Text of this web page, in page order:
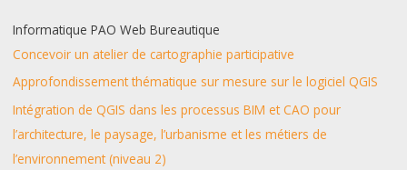
Informatique PAO Web Bureautique
Concevoir un atelier de cartographie participative
Approfondissement thématique sur mesure sur le logiciel QGIS
Intégration de QGIS dans les processus BIM et CAO pour
l’architecture, le paysage, l’urbanisme et les métiers de
l’environnement (niveau 2)